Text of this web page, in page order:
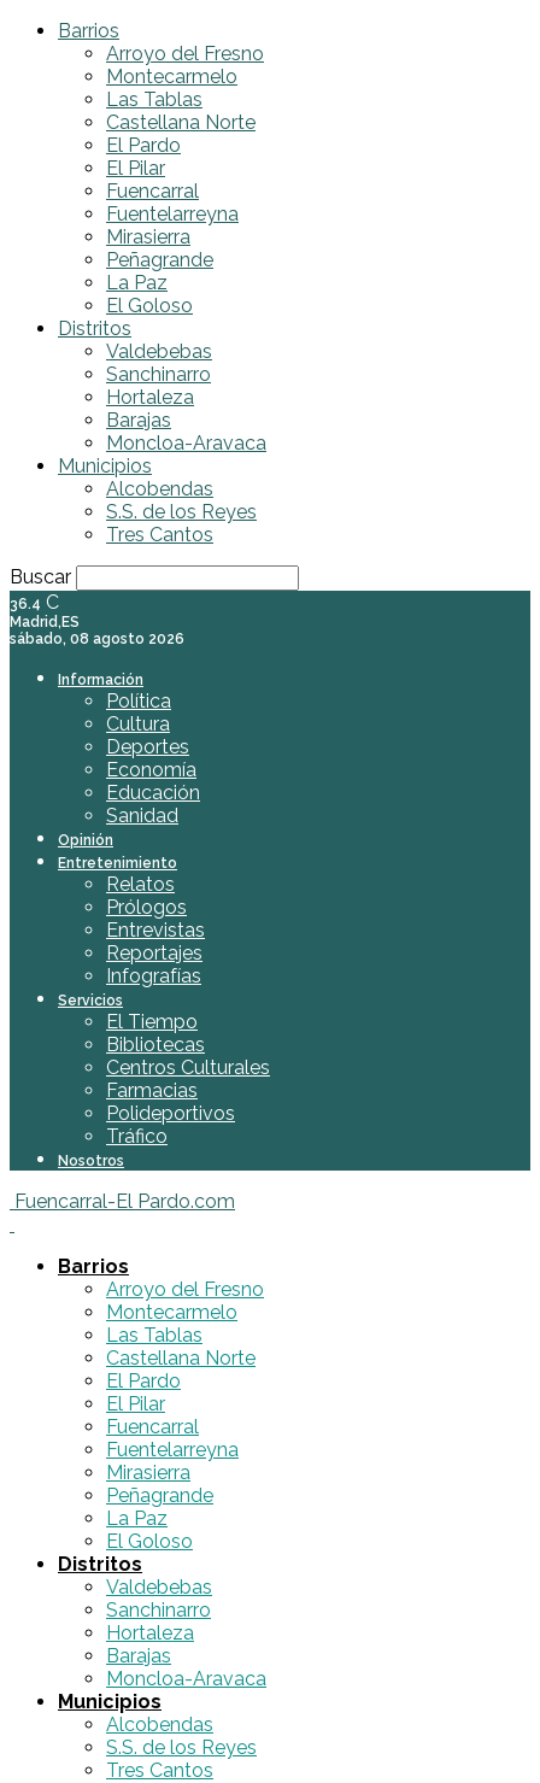
Barrios
Arroyo del Fresno
Montecarmelo
Las Tablas
Castellana Norte
El Pardo
El Pilar
Fuencarral
Fuentelarreyna
Mirasierra
Peñagrande
La Paz
El Goloso
Distritos
Valdebebas
Sanchinarro
Hortaleza
Barajas
Moncloa-Aravaca
Municipios
Alcobendas
S.S. de los Reyes
Tres Cantos
Buscar
36.4 C
Madrid,ES
sábado, 08 agosto 2026
Información
Política
Cultura
Deportes
Economía
Educación
Sanidad
Opinión
Entretenimiento
Relatos
Prólogos
Entrevistas
Reportajes
Infografías
Servicios
El Tiempo
Bibliotecas
Centros Culturales
Farmacias
Polideportivos
Tráfico
Nosotros
Fuencarral-El Pardo.com
Barrios
Arroyo del Fresno
Montecarmelo
Las Tablas
Castellana Norte
El Pardo
El Pilar
Fuencarral
Fuentelarreyna
Mirasierra
Peñagrande
La Paz
El Goloso
Distritos
Valdebebas
Sanchinarro
Hortaleza
Barajas
Moncloa-Aravaca
Municipios
Alcobendas
S.S. de los Reyes
Tres Cantos